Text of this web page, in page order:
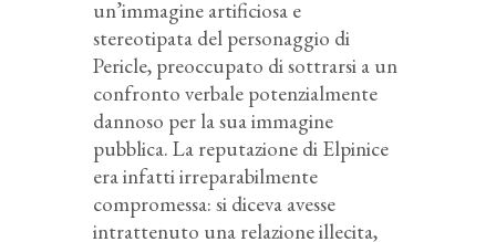
un’immagine artificiosa e
stereotipata del personaggio di
Pericle, preoccupato di sottrarsi a un
confronto verbale potenzialmente
dannoso per la sua immagine
pubblica. La reputazione di Elpinice
era infatti irreparabilmente
compromessa: si diceva avesse
intrattenuto una relazione illecita,